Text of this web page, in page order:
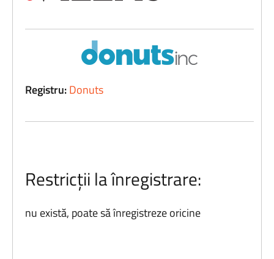
Registru:Donuts
Restricții la înregistrare:
nu există, poate să înregistreze oricine